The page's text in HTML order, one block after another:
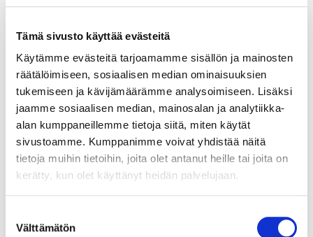
Tämä sivusto käyttää evästeitä
Käytämme evästeitä tarjoamamme sisällön ja mainosten
räätälöimiseen, sosiaalisen median ominaisuuksien
tukemiseen ja kävijämäärämme analysoimiseen. Lisäksi
jaamme sosiaalisen median, mainosalan ja analytiikka-
alan kumppaneillemme tietoja siitä, miten käytät
sivustoamme. Kumppanimme voivat yhdistää näitä
tietoja muihin tietoihin, joita olet antanut heille tai joita on
kerätty, kun olet käyttänyt heidän palvelujaan.
valinta
Välttämätön